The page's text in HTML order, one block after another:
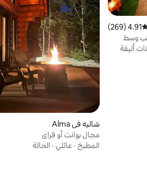
التقييم 4.91 من 5، 269 مراجعات
4.91 (269)
وسط
أليفة
شاليه في Alma
مجال بوانت أو فراي
المطبخ · عائلي · الحالة